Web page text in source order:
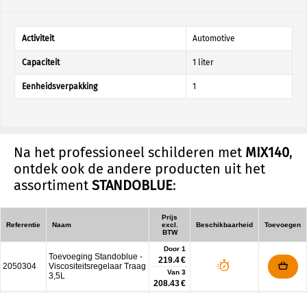
Activiteit Automotive
Capaciteit 1 liter
Eenheidsverpakking 1
Na het professioneel schilderen met MIX140,
ontdek ook de andere producten uit het
assortiment STANDOBLUE:
Referentie Naam
Prijs
excl.
BTW
Beschikbaarheid Toevoegen
2050304
Toevoeging Standoblue -
Viscositeitsregelaar Traag
3,5L
Door 1
219.4 €
Van 3
208.43 €